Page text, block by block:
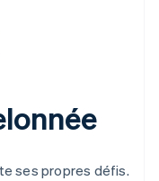
ses propres défis.